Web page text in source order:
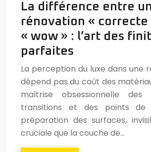
La différence entre
rénovation « correcte
« wow » : l’art des
parfaites
La perception du luxe dans une
dépend pas du coût des
maîtrise obsessionnelle des
transitions et des points de
préparation des surfaces,
cruciale que la couche de…